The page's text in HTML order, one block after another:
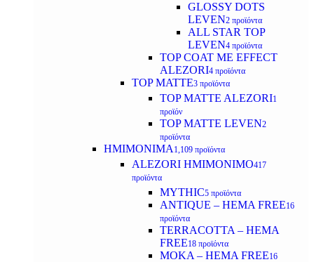
GLOSSY DOTS
LEVEN2 προϊόντα
ALL STAR TOP
LEVEN4 προϊόντα
TOP COAT ME EFFECT
ALEZORI4 προϊόντα
TOP MATTE3 προϊόντα
TOP MATTE ALEZORI1
προϊόν
TOP MATTE LEVEN2
προϊόντα
ΗΜΙΜΟΝΙΜΑ 1,109 προϊόντα
ALEZORI ΗΜΙΜΟΝΙΜΟ417
προϊόντα
MYTHIC5 προϊόντα
ANTIQUE – HEMA FREE16
προϊόντα
TERRACOTTA – HEMA
FREE18 προϊόντα
MOKA – HEMA FREE16